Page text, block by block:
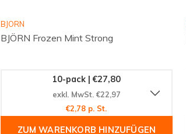
BJORN
BJÖRN Frozen Mint Strong
10-pack | €27,80
exkl. MwSt. €22,97
€2,78 p. St.
ZUM WARENKORB HINZUFÜGEN